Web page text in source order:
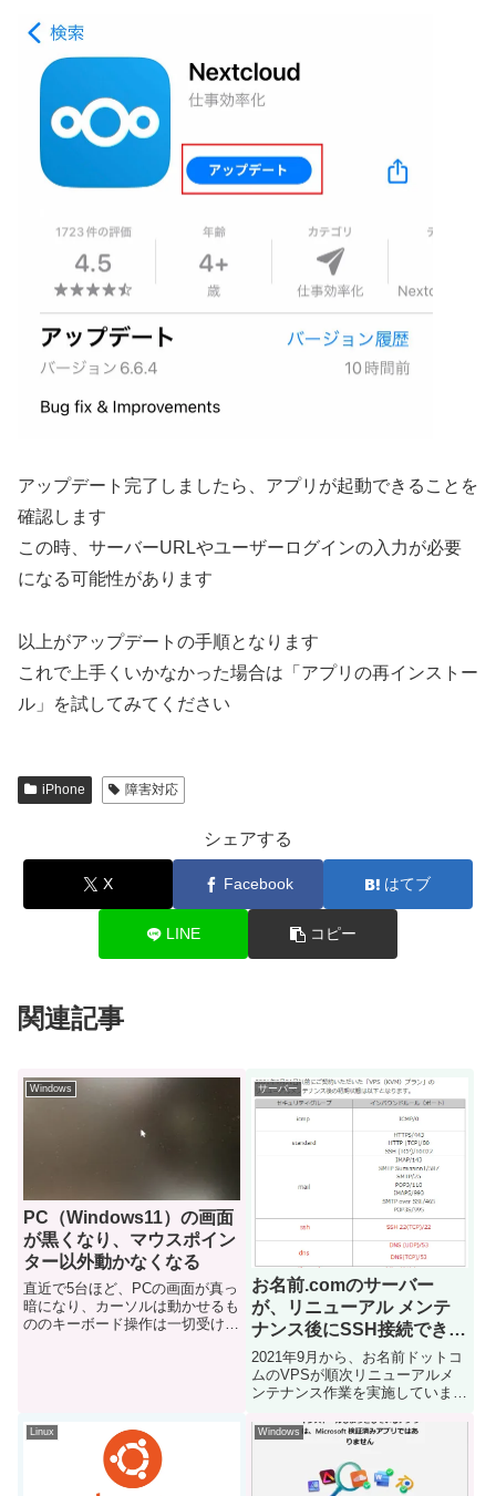
アップデート完了しましたら、アプリが起動できることを
確認します
この時、サーバーURLやユーザーログインの入力が必要
になる可能性があります
以上がアップデートの手順となります
これで上手くいかなかった場合は「アプリの再インストー
ル」を試してみてください
iPhone 障害対応
シェアする
X Facebook はてブ
LINE コピー
関連記事
Windows
PC（Windows11）の画面
が黒くなり、マウスポイン
ター以外動かなくなる
直近で5台ほど、PCの画面が真っ
暗になり、カーソルは動かせるも
ののキーボード操作は一切受け付
サーバー
お名前.comのサーバー
が、リニューアル メンテ
ナンス後にSSH接続できな
い
2021年9月から、お名前ドットコ
ムのVPSが順次リニューアルメ
ンテナンス作業を実施しています
ったのですが、作業終了後から急
にSSH接続や一部のwebアクセス
ができなくなったので焦りました
原因リニューアル後にコ...
Linux Windows